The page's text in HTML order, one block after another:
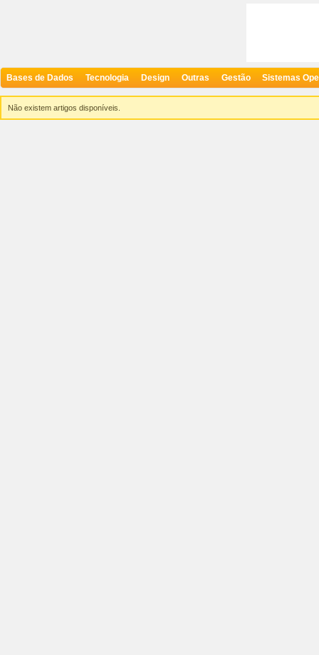
Bases de Dados Tecnologia Design Outras Gestão Sistemas
Não existem artigos disponíveis.